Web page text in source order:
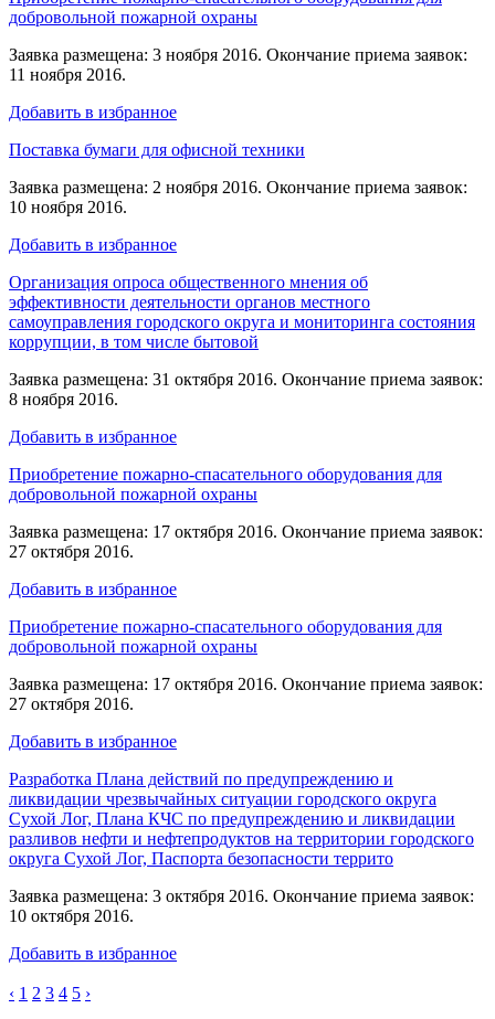
добровольной пожарной охраны
Заявка размещена: 3 ноября 2016. Окончание приема заявок:
11 ноября 2016.
Добавить в избранное
Поставка бумаги для офисной техники
Заявка размещена: 2 ноября 2016. Окончание приема заявок:
10 ноября 2016.
Добавить в избранное
Организация опроса общественного мнения об
эффективности деятельности органов местного
самоуправления городского округа и мониторинга состояния
коррупции, в том числе бытовой
Заявка размещена: 31 октября 2016. Окончание приема заявок:
8 ноября 2016.
Добавить в избранное
Приобретение пожарно-спасательного оборудования для
добровольной пожарной охраны
Заявка размещена: 17 октября 2016. Окончание приема заявок:
27 октября 2016.
Добавить в избранное
Приобретение пожарно-спасательного оборудования для
добровольной пожарной охраны
Заявка размещена: 17 октября 2016. Окончание приема заявок:
27 октября 2016.
Добавить в избранное
Разработка Плана действий по предупреждению и
ликвидации чрезвычайных ситуации городского округа
Сухой Лог, Плана КЧС по предупреждению и ликвидации
разливов нефти и нефтепродуктов на территории городского
округа Сухой Лог, Паспорта безопасности террито
Заявка размещена: 3 октября 2016. Окончание приема заявок:
10 октября 2016.
Добавить в избранное
‹ 1 2 3 4 5 ›